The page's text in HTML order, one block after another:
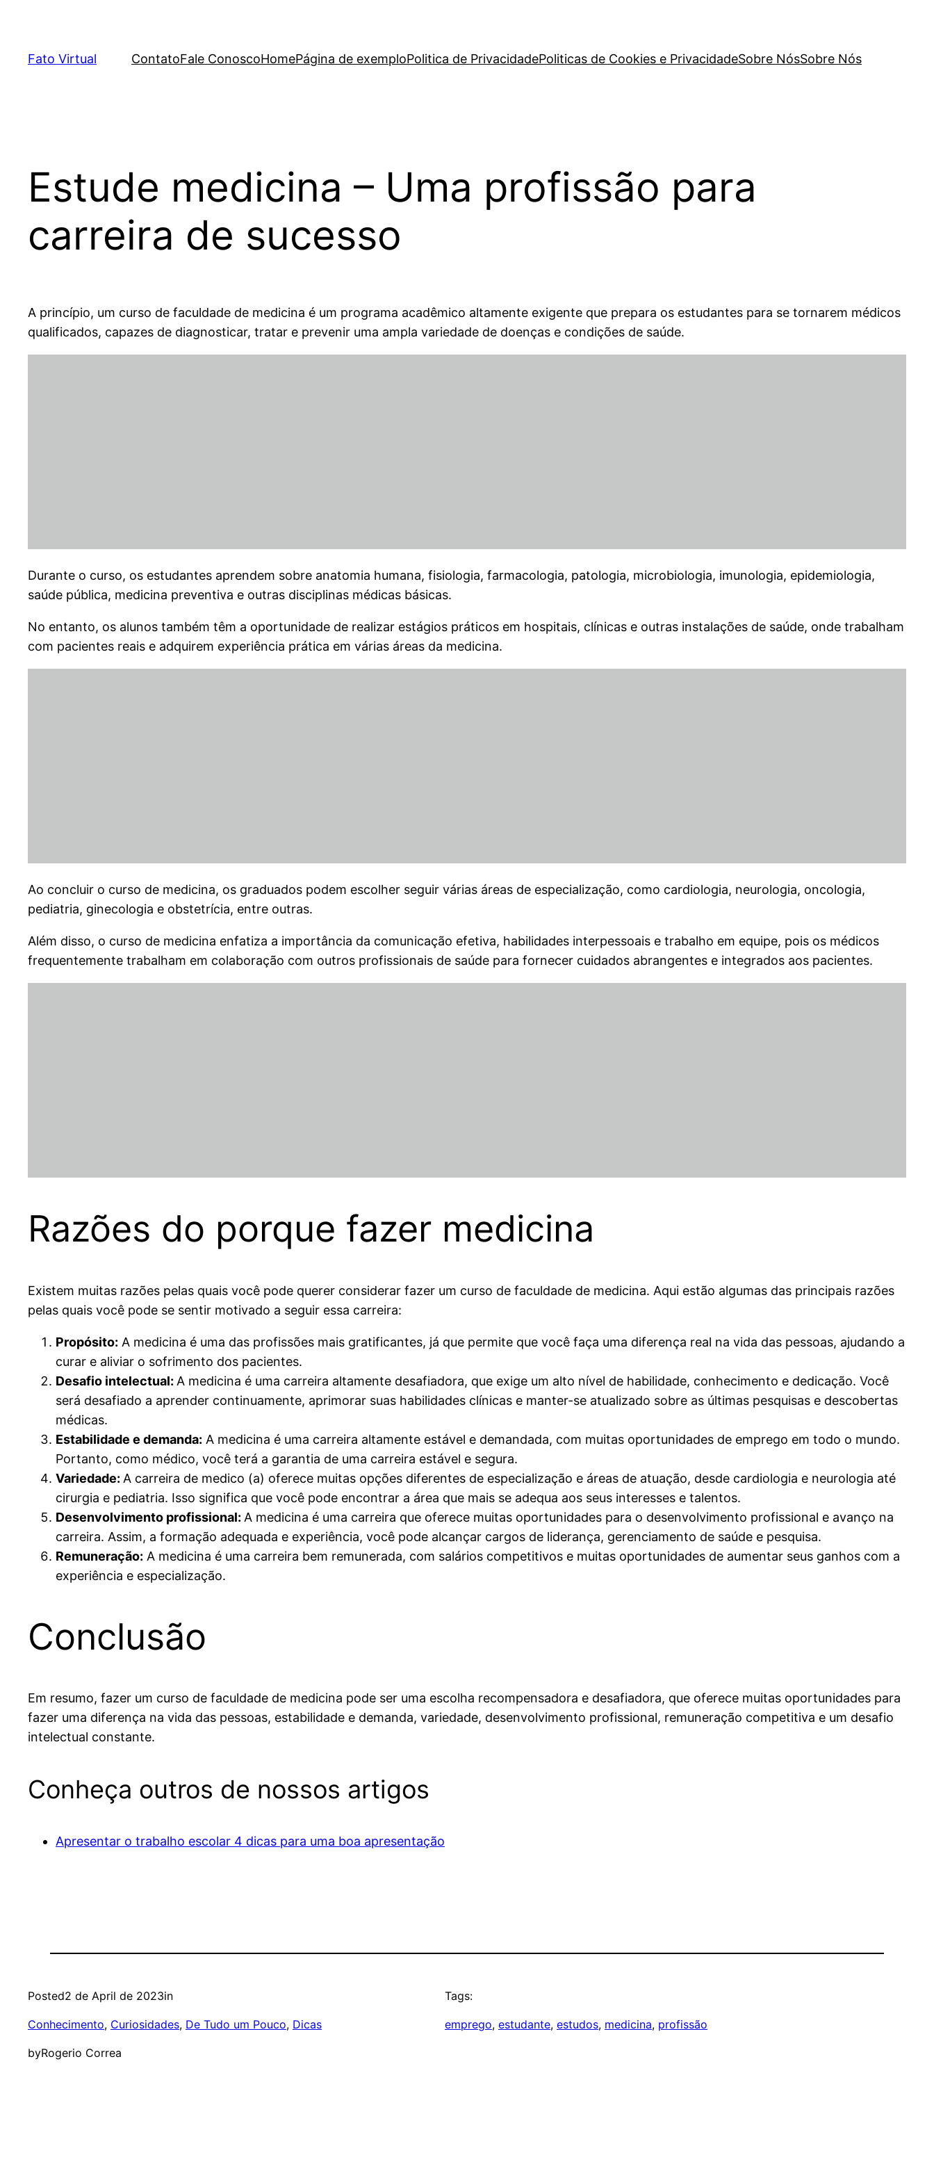
content
Fato Virtual ContatoFale ConoscoHomePágina de exemploPolitica de PrivacidadePoliticas de Cookies e PrivacidadeSobre NósSobre Nós
Estude medicina – Uma profissão para
carreira de sucesso
A princípio, um curso de faculdade de medicina é um programa acadêmico altamente exigente que prepara os estudantes para se tornarem médicos
qualificados, capazes de diagnosticar, tratar e prevenir uma ampla variedade de doenças e condições de saúde.
Durante o curso, os estudantes aprendem sobre anatomia humana, fisiologia, farmacologia, patologia, microbiologia, imunologia, epidemiologia,
saúde pública, medicina preventiva e outras disciplinas médicas básicas.
No entanto, os alunos também têm a oportunidade de realizar estágios práticos em hospitais, clínicas e outras instalações de saúde, onde trabalham
com pacientes reais e adquirem experiência prática em várias áreas da medicina.
Ao concluir o curso de medicina, os graduados podem escolher seguir várias áreas de especialização, como cardiologia, neurologia, oncologia,
pediatria, ginecologia e obstetrícia, entre outras.
Além disso, o curso de medicina enfatiza a importância da comunicação efetiva, habilidades interpessoais e trabalho em equipe, pois os médicos
frequentemente trabalham em colaboração com outros profissionais de saúde para fornecer cuidados abrangentes e integrados aos pacientes.
Razões do porque fazer medicina
Existem muitas razões pelas quais você pode querer considerar fazer um curso de faculdade de medicina. Aqui estão algumas das principais razões
pelas quais você pode se sentir motivado a seguir essa carreira:
Propósito: A medicina é uma das profissões mais gratificantes, já que permite que você faça uma diferença real na vida das pessoas, ajudando a
curar e aliviar o sofrimento dos pacientes.
Desafio intelectual: A medicina é uma carreira altamente desafiadora, que exige um alto nível de habilidade, conhecimento e dedicação. Você
será desafiado a aprender continuamente, aprimorar suas habilidades clínicas e manter-se atualizado sobre as últimas pesquisas e descobertas
médicas.
Estabilidade e demanda: A medicina é uma carreira altamente estável e demandada, com muitas oportunidades de emprego em todo o mundo.
Portanto, como médico, você terá a garantia de uma carreira estável e segura.
Variedade: A carreira de medico (a) oferece muitas opções diferentes de especialização e áreas de atuação, desde cardiologia e neurologia até
cirurgia e pediatria. Isso significa que você pode encontrar a área que mais se adequa aos seus interesses e talentos.
Desenvolvimento profissional: A medicina é uma carreira que oferece muitas oportunidades para o desenvolvimento profissional e avanço na
carreira. Assim, a formação adequada e experiência, você pode alcançar cargos de liderança, gerenciamento de saúde e pesquisa.
Remuneração: A medicina é uma carreira bem remunerada, com salários competitivos e muitas oportunidades de aumentar seus ganhos com a
experiência e especialização.
Conclusão
Em resumo, fazer um curso de faculdade de medicina pode ser uma escolha recompensadora e desafiadora, que oferece muitas oportunidades para
fazer uma diferença na vida das pessoas, estabilidade e demanda, variedade, desenvolvimento profissional, remuneração competitiva e um desafio
intelectual constante.
Conheça outros de nossos artigos
Apresentar o trabalho escolar 4 dicas para uma boa apresentação
Posted2 de April de 2023in
Conhecimento, Curiosidades, De Tudo um Pouco, Dicas
byRogerio Correa
Tags:
emprego, estudante, estudos, medicina, profissão